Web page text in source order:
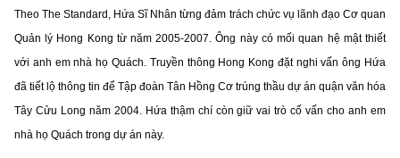
Theo The Standard, Hứa Sĩ Nhân từng đảm trách chức vụ lãnh đạo Cơ quan
Quản lý Hong Kong từ năm 2005-2007. Ông này có mối quan hệ mật thiết
với anh em nhà họ Quách. Truyền thông Hong Kong đặt nghi vấn ông Hứa
đã tiết lộ thông tin để Tập đoàn Tân Hồng Cơ trúng thầu dự án quận văn hóa
Tây Cửu Long năm 2004. Hứa thậm chí còn giữ vai trò cố vấn cho anh em
nhà họ Quách trong dự án này.